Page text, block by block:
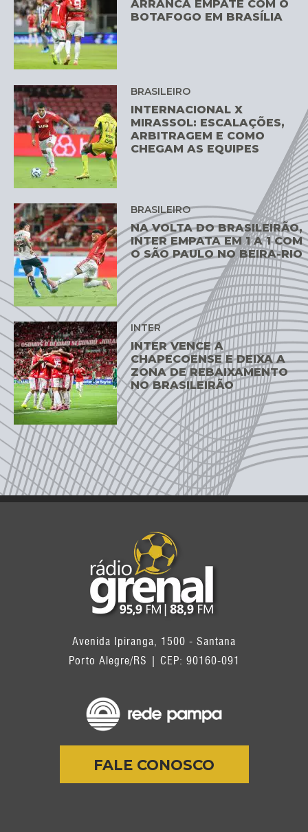
ARRANCA EMPATE COM O
BOTAFOGO EM BRASÍLIA
BRASILEIRO
INTERNACIONAL X
MIRASSOL: ESCALAÇÕES,
ARBITRAGEM E COMO
CHEGAM AS EQUIPES
BRASILEIRO
NA VOLTA DO BRASILEIRÃO,
INTER EMPATA EM 1 A 1 COM
O SÃO PAULO NO BEIRA-RIO
INTER
INTER VENCE A
CHAPECOENSE E DEIXA A
ZONA DE REBAIXAMENTO
NO BRASILEIRÃO
Avenida Ipiranga, 1500 - Santana
Porto Alegre/RS | CEP: 90160-091
FALE CONOSCO